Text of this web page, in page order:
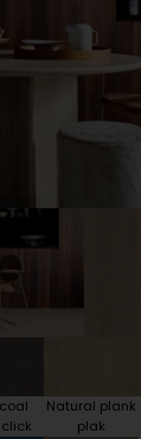
Natural plank
plak